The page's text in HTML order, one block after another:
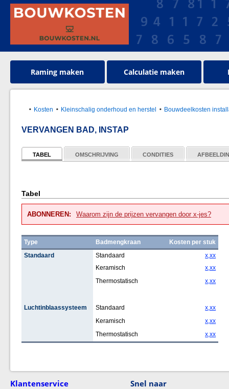
Raming maken Calculatie maken
Kosten Kleinschalig onderhoud en herstel Bouwdeelkosten
VERVANGEN BAD, INSTAP
TABEL OMSCHRIJVING CONDITIES
Tabel
ABONNEREN: Waarom zijn de prijzen vervangen door x-jes?
Type Badmengkraan
Kosten per stuk
Standaard
Standaard
x,xx
Keramisch
x,xx
Thermostatisch
x,xx
Luchtinblaassysteem Standaard
x,xx
Keramisch
x,xx
Thermostatisch
x,xx
Klantenservice Snel naar